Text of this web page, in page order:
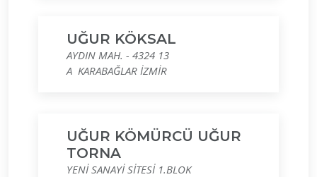
UĞUR KÖKSAL
AYDIN MAH. - 4324 13
A KARABAĞLAR İZMİR
UĞUR KÖMÜRCÜ UĞUR
TORNA
YENİ SANAYİ SİTESİ 1.BLOK